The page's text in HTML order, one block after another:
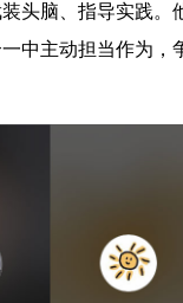
头脑、指导实践
中主动担当作为